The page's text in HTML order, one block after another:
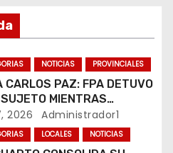
NOTICIAS PROVINCIALES
CARLOS PAZ: FPA DETUVO
MIENTRAS
COCAÍNA Y
EN UNA PLAZA
2026 Administrador1
LOCALES NOTICIAS